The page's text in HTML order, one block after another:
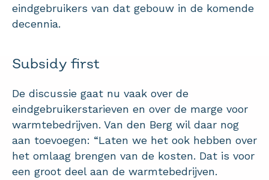
eindgebruikers van dat gebouw in de komende
decennia.
Subsidy first
De discussie gaat nu vaak over de
eindgebruikerstarieven en over de marge voor
warmtebedrijven. Van den Berg wil daar nog
aan toevoegen: “Laten we het ook hebben over
het omlaag brengen van de kosten. Dat is voor
een groot deel aan de warmtebedrijven.